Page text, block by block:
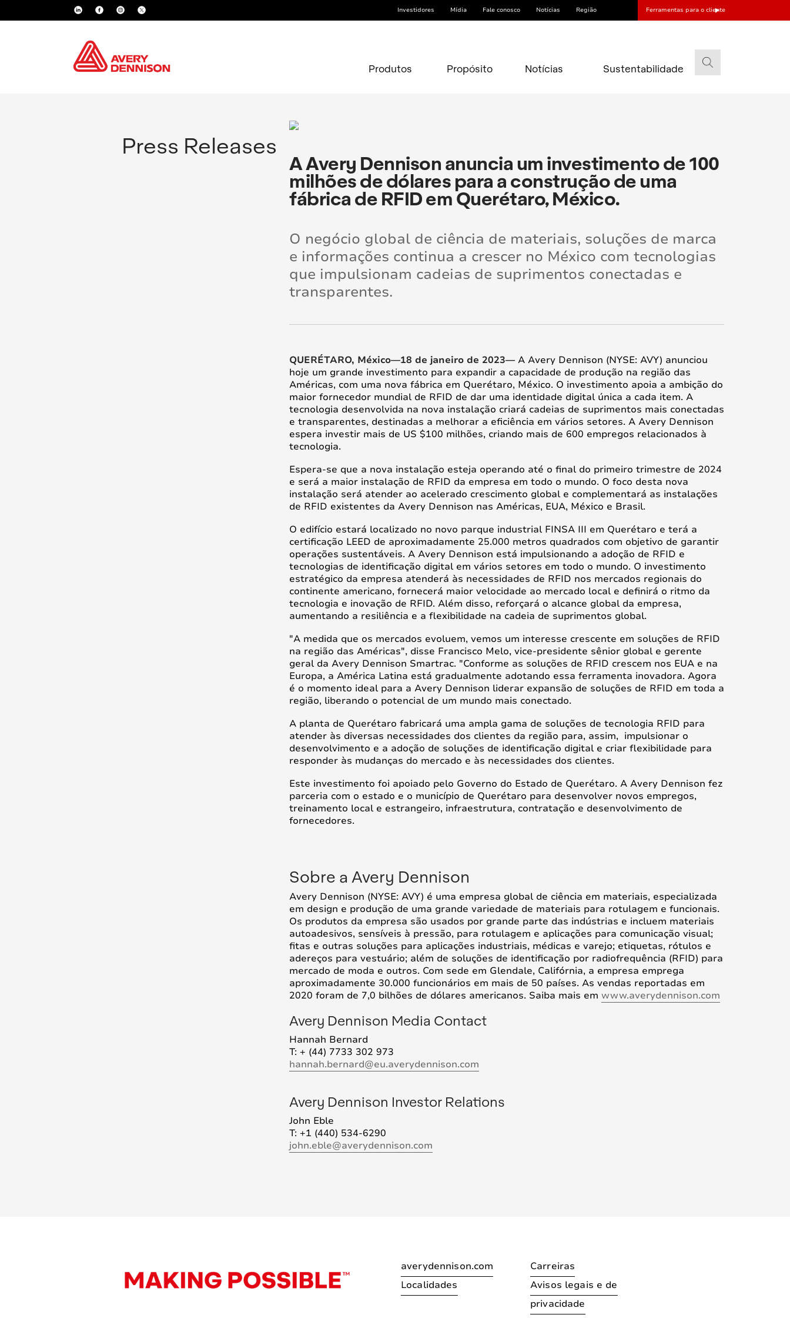
Investidores Mídia Fale conosco Notícias Região Ferramentas para o cliente
Produtos Propósito Notícias Sustentabilidade
Press Releases
A Avery Dennison anuncia um investimento de 100
milhões de dólares para a construção de uma
fábrica de RFID em Querétaro, México.
O negócio global de ciência de materiais, soluções de marca
e informações continua a crescer no México com tecnologias
que impulsionam cadeias de suprimentos conectadas e
transparentes.
QUERÉTARO, México—18 de janeiro de 2023— A Avery Dennison (NYSE: AVY) anunciou
hoje um grande investimento para expandir a capacidade de produção na região das
Américas, com uma nova fábrica em Querétaro, México. O investimento apoia a ambição do
maior fornecedor mundial de RFID de dar uma identidade digital única a cada item. A
tecnologia desenvolvida na nova instalação criará cadeias de suprimentos mais conectadas
e transparentes, destinadas a melhorar a eficiência em vários setores. A Avery Dennison
espera investir mais de US $100 milhões, criando mais de 600 empregos relacionados à
tecnologia.
Espera-se que a nova instalação esteja operando até o final do primeiro trimestre de 2024
e será a maior instalação de RFID da empresa em todo o mundo. O foco desta nova
instalação será atender ao acelerado crescimento global e complementará as instalações
de RFID existentes da Avery Dennison nas Américas, EUA, México e Brasil.
O edifício estará localizado no novo parque industrial FINSA III em Querétaro e terá a
certificação LEED de aproximadamente 25.000 metros quadrados com objetivo de garantir
operações sustentáveis. A Avery Dennison está impulsionando a adoção de RFID e
tecnologias de identificação digital em vários setores em todo o mundo. O investimento
estratégico da empresa atenderá às necessidades de RFID nos mercados regionais do
continente americano, fornecerá maior velocidade ao mercado local e definirá o ritmo da
tecnologia e inovação de RFID. Além disso, reforçará o alcance global da empresa,
aumentando a resiliência e a flexibilidade na cadeia de suprimentos global.
"A medida que os mercados evoluem, vemos um interesse crescente em soluções de RFID
na região das Américas", disse Francisco Melo, vice-presidente sênior global e gerente
geral da Avery Dennison Smartrac. "Conforme as soluções de RFID crescem nos EUA e na
Europa, a América Latina está gradualmente adotando essa ferramenta inovadora. Agora
é o momento ideal para a Avery Dennison liderar expansão de soluções de RFID em toda a
região, liberando o potencial de um mundo mais conectado.
A planta de Querétaro fabricará uma ampla gama de soluções de tecnologia RFID para
atender às diversas necessidades dos clientes da região para, assim, impulsionar o
desenvolvimento e a adoção de soluções de identificação digital e criar flexibilidade para
responder às mudanças do mercado e às necessidades dos clientes.
Este investimento foi apoiado pelo Governo do Estado de Querétaro. A Avery Dennison fez
parceria com o estado e o município de Querétaro para desenvolver novos empregos,
treinamento local e estrangeiro, infraestrutura, contratação e desenvolvimento de
fornecedores.
Sobre a Avery Dennison
Avery Dennison (NYSE: AVY) é uma empresa global de ciência em materiais, especializada
em design e produção de uma grande variedade de materiais para rotulagem e funcionais.
Os produtos da empresa são usados por grande parte das indústrias e incluem materiais
autoadesivos, sensíveis à pressão, para rotulagem e aplicações para comunicação visual;
fitas e outras soluções para aplicações industriais, médicas e varejo; etiquetas, rótulos e
adereços para vestuário; além de soluções de identificação por radiofrequência (RFID) para
mercado de moda e outros. Com sede em Glendale, Califórnia, a empresa emprega
aproximadamente 30.000 funcionários em mais de 50 países. As vendas reportadas em
2020 foram de 7,0 bilhões de dólares americanos. Saiba mais em www.averydennison.com
Avery Dennison Media Contact
Hannah Bernard
T: + (44) 7733 302 973
hannah.bernard@eu.averydennison.com
Avery Dennison Investor Relations
John Eble
T: +1 (440) 534-6290
john.eble@averydennison.com
averydennison.com
Carreiras
Localidades
Avisos legais e de
privacidade